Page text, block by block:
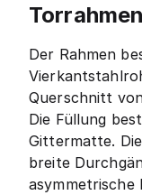
Der Rahmen
Querschnitt
Die Füllung
Gittermatte.
breite
asymmetrische